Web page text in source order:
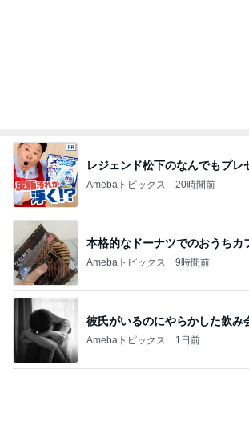
念願のはま寿司にあったホタル